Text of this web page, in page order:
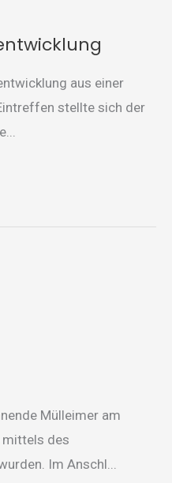
aus einer
stellte sich der
Mülleimer am
mittels des
Im Anschl...